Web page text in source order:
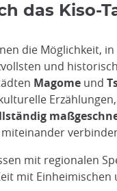
das Kiso-
die Möglichkeit,
und
Magome und
mit regionalen
mit